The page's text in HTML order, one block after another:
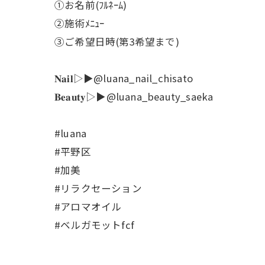
①お名前(ﾌﾙﾈｰﾑ)
②施術ﾒﾆｭｰ
③ご希望日時(第3希望まで)
𝐍𝐚𝐢𝐥▷▶@luana_nail_chisato
𝐁𝐞𝐚𝐮𝐭𝐲▷▶@luana_beauty_saeka
#luana
#平野区
#加美
#リラクセーション
#アロマオイル
#ベルガモットfcf